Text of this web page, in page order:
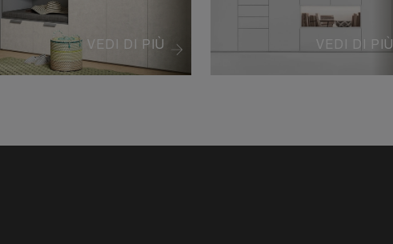
VEDI DI PIÙ VEDI DI PIÙ